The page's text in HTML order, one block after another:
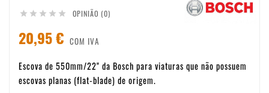
     OPINIÃO (0)
20,95 € COM IVA
Escova de 550mm/22" da Bosch para viaturas que não possuem
escovas planas (flat-blade) de origem.